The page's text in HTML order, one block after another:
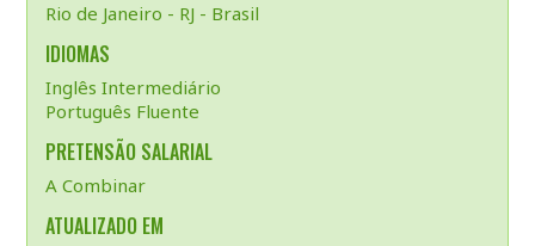
Rio de Janeiro - RJ - Brasil
IDIOMAS
Inglês Intermediário
Português Fluente
PRETENSÃO SALARIAL
A Combinar
ATUALIZADO EM